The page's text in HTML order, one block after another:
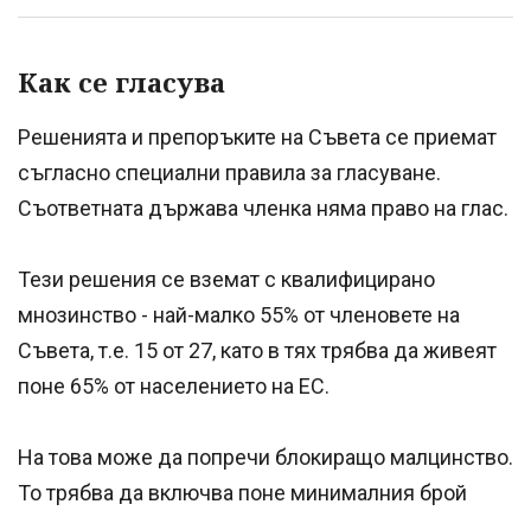
Как се гласува
Решенията и препоръките на Съвета се приемат
съгласно специални правила за гласуване.
Съответната държава членка няма право на глас.
Тези решения се вземат с квалифицирано
мнозинство - най-малко 55% от членовете на
Съвета, т.е. 15 от 27, като в тях трябва да живеят
поне 65% от населението на ЕС.
На това може да попречи блокиращо малцинство.
То трябва да включва поне минималния брой